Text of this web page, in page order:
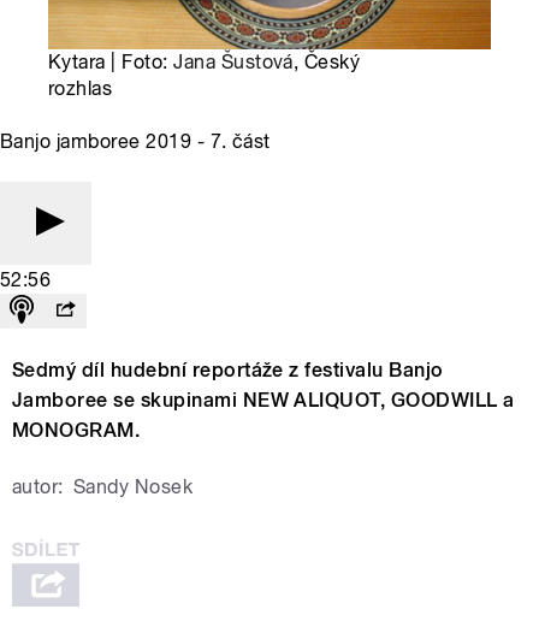
Kytara | Foto:Jana Šustová, Český
rozhlas
Banjo jamboree 2019 - 7. část
52:56
Sedmý díl hudební reportáže z festivalu Banjo
Jamboree se skupinami NEW ALIQUOT, GOODWILL a
MONOGRAM.
autor: Sandy Nosek